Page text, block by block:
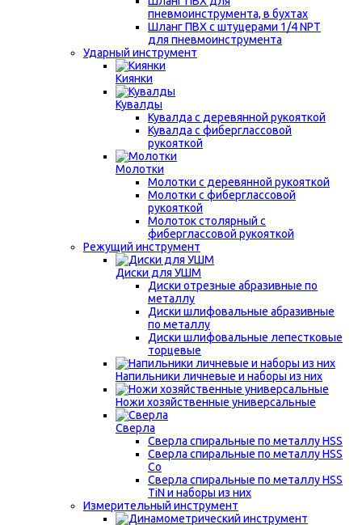
пневмоинструмента, в бухтах
Шланг ПВХ с штуцерами 1/4 NPT
для пневмоинструмента
Ударный инструмент
Киянки
Кувалды
Кувалда с деревянной рукояткой
Кувалда с фиберглассовой
рукояткой
Молотки
Молотки с деревянной рукояткой
Молотки с фиберглассовой
рукояткой
Молоток столярный с
фиберглассовой рукояткой
Режущий инструмент
Диски для УШМ
Диски отрезные абразивные по
металлу
Диски шлифовальные абразивные
по металлу
Диски шлифовальные лепестковые
торцевые
Напильники личневые и наборы из них
Ножи хозяйственные универсальные
Сверла
Сверла спиральные по металлу HSS
Сверла спиральные по металлу HSS
Co
Сверла спиральные по металлу HSS
TiN и наборы из них
Измерительный инструмент